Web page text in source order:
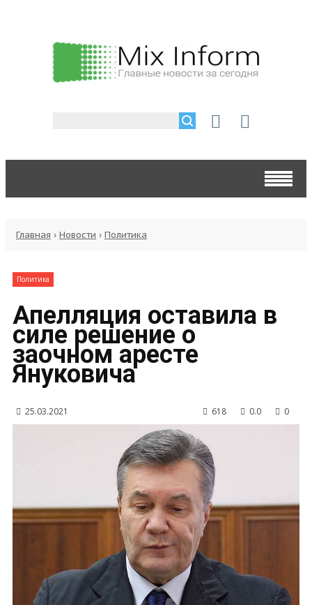
Главная › Новости › Политика
Политика
Апелляция оставила в
силе решение о
заочном аресте
Януковича
25.03.2021 618 0.0 0